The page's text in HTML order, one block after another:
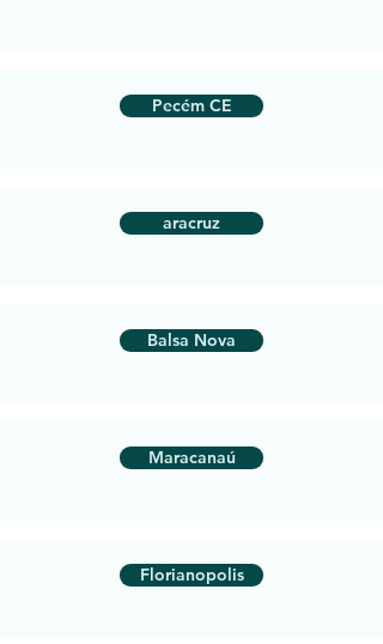
Pecém CE
aracruz
Balsa Nova
Maracanaú
Florianopolis